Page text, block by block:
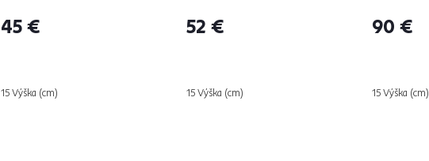
45 €
15 Výška (cm)
52 €
15 Výška (cm)
90 €
15 Výška (cm)